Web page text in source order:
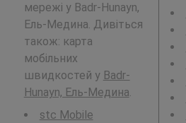
мережі у Badr-Hunayn,
Ель-Медина. Дивіться
також: карта
мобільних
швидкостей у Badr-
Hunayn, Ель-Медина.
stc Mobile